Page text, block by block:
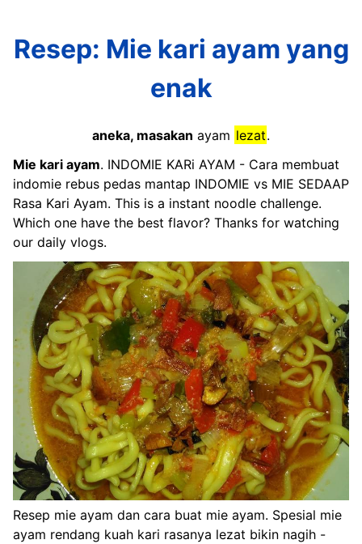
Resep: Mie kari ayam yang
enak
aneka, masakan ayam lezat.
Mie kari ayam. INDOMIE KARi AYAM - Cara membuat
indomie rebus pedas mantap INDOMIE vs MIE SEDAAP
Rasa Kari Ayam. This is a instant noodle challenge.
Which one have the best flavor? Thanks for watching
our daily vlogs.
Resep mie ayam dan cara buat mie ayam. Spesial mie
ayam rendang kuah kari rasanya lezat bikin nagih -